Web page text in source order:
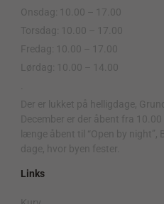
Onsdag: 10.00 – 17.00
Torsdag: 10.00 – 17.00
Fredag: 10.00 – 17.00
Lørdag: 10.00 – 14.00
Der er lukket på helligdage,
December er der åbent fra
længe åbent til “Open by night”,
dage, hvor byen fester.
Links